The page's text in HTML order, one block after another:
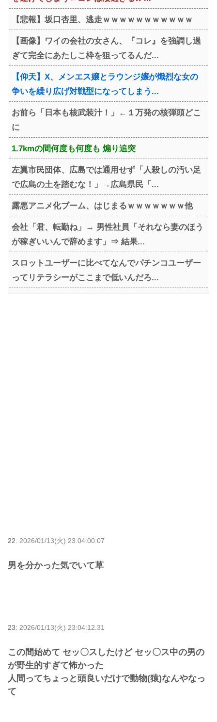
【悲報】坂口杏里、逃走ｗｗｗｗｗｗｗｗｗｗｗ
【画像】ワイの会社の女さん、『コレ』を強調し過
ぎて完全にあたしこ枠を狙ってるんだ...
【仰天】X、メンエス嬢とラウンジ嬢が熾烈な女の
争いを繰り広げ対戦型になってしまう...
お前ら「日本も核武装汁！」←１万発の核弾頭どこ
に
1.7kmの間何度も何度も 煽り追突
左翼市民団体、広島では通用せず「人殺しの汚い足
で広島の土を踏むな！」→広島県民「...
露悪アニメ化ブーム、はじまるｗｗｗｗｗｗｗ他
会社「君、転勤ね」→ 男性社員「それなら妻のほう
が稼ぎいいんで辞めます」⇒ 結果...
スロットユーザーに比べてなんでパチンコユーザー
ってリテラシーがここまで低いんだろ...
22: 2026/01/13(火) 23:04:00.07
男を分かった気でいて草
23: 2026/01/13(火) 23:04:12.31
この間始めて セッ〇スしたけど セッ〇ス中の男の
が野生的すぎて怖かった
人間ってちょっと頭良いだけで動物(猿)なんやなっ
て